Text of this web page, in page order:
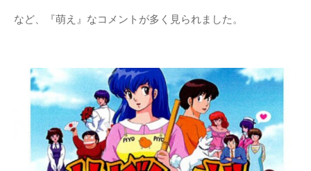
など、『萌え』なコメントが多く見られました。